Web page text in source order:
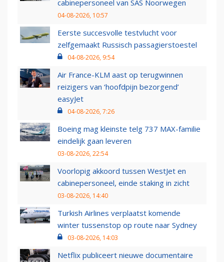
cabinepersoneel van SAS Noorwegen
04-08-2026, 10:57
Eerste succesvolle testvlucht voor
zelfgemaakt Russisch passagierstoestel
04-08-2026, 9:54
Air France-KLM aast op terugwinnen
reizigers van ‘hoofdpijn bezorgend’
easyJet
04-08-2026, 7:26
Boeing mag kleinste telg 737 MAX-familie
eindelijk gaan leveren
03-08-2026, 22:54
Voorlopig akkoord tussen WestJet en
cabinepersoneel, einde staking in zicht
03-08-2026, 14:40
Turkish Airlines verplaatst komende
winter tussenstop op route naar Sydney
03-08-2026, 14:03
Netflix publiceert nieuwe documentaire